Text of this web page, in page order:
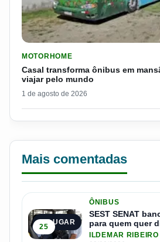
MOTORHOME
Casal transforma ônibus em
viajar pelo mundo
1 de agosto de 2026
Mais comentadas
1º LUGAR
25
ÔNIBUS
SEST SENAT
para quem quer
ILDEMAR RIBEIRO